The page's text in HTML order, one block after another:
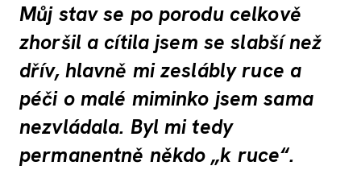
Můj stav se po porodu celkově
zhoršil a cítila jsem se slabší než
dřív, hlavně mi zeslábly ruce a
péči o malé miminko jsem sama
nezvládala. Byl mi tedy
permanentně někdo „k ruce“.